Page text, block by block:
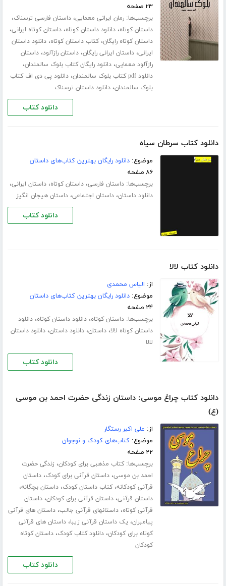
۲۳ صفحه
برچسب‌ها:رمان ایرانی معمایی،داستان فارسی ترسناک،
داستان کوتاه،دانلود داستان کوتاه،داستان کوتاه ایرانی،
داستان کوتاه رایگان،کتاب داستان کوتاه،دانلود داستان
ایرانی،داستان ایرانی رایگان،داستان رازآلود،داستان
رازآلود معمایی،دانلود رایگان کتاب بلوک سالمندان،
دانلود pdf کتاب بلوک سالمندان ،دانلود پی دی اف کتاب
بلوک سالمندان،دانلود داستان ترسناک
دانلود کتاب
دانلود کتاب سرطان سیاه
موضوع:دانلود رایگان بهترین کتاب‌های داستان
۸۶ صفحه
برچسب‌ها:داستان فارسی،داستان کوتاه،داستان ایرانی،
دانلود داستان،داستان اجتماعی،داستان هیجان انگیز
دانلود کتاب
دانلود کتاب لالا
از: الیاس محمدی
موضوع:دانلود رایگان بهترین کتاب‌های داستان
۲۴ صفحه
برچسب‌ها:داستان کوتاه،دانلود داستان کوتاه،دانلود
داستان کوتاه لالا،داستان،دانلود داستان،دانلود داستان
لالا
دانلود کتاب
دانلود کتاب چراغ موسی: داستان زندگی حضرت احمد بن موسی
(ع)
از: علی اکبر رستگار
موضوع:کتاب‌های کودک و نوجوان
۲۲ صفحه
برچسب‌ها:کتاب مذهبی برای کودکان، زندگی حضرت
احمد بن موسی،داستان قرآنی برای کودک،داستان
قرآنی کودکانه،کتاب داستان کودک،داستان بچگانه،
داستان قرآنی،داستان قرآنی برای کودکان،داستان
قرآنی کوتاه،داستانهای قرآنی جالب،داستان های قرآنی
پیامبران، یک داستان قرآنی زیبا،داستان های قرآنی
کوتاه برای کودکان،دانلود کتاب کودک،داستان کوتاه
کودکان
دانلود کتاب